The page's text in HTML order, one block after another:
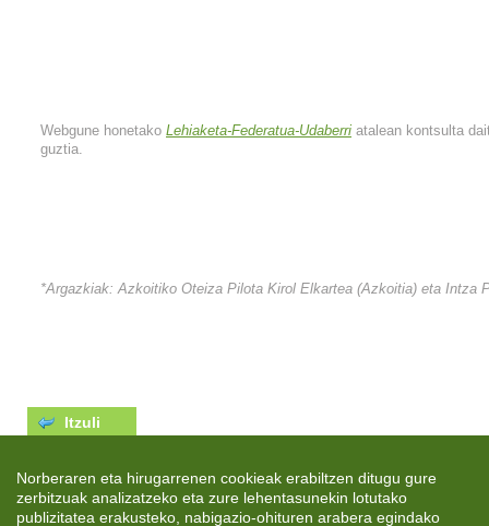
Webgune honetako Lehiaketa-Federatua-Udaberri atalean kontsulta
guztia.
*Argazkiak: Azkoitiko Oteiza Pilota Kirol Elkartea (Azkoitia) eta Intza
Itzuli
Norberaren eta hirugarrenen cookieak erabiltzen ditugu gure
zerbitzuak analizatzeko eta zure lehentasunekin lotutako
publizitatea erakusteko, nabigazio-ohituren arabera egindako